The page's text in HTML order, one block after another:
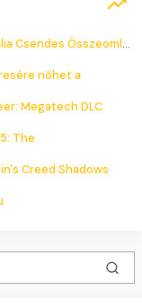
Csendes Összeomlása
nőhet a
Megatech DLC
The
Creed Shadows